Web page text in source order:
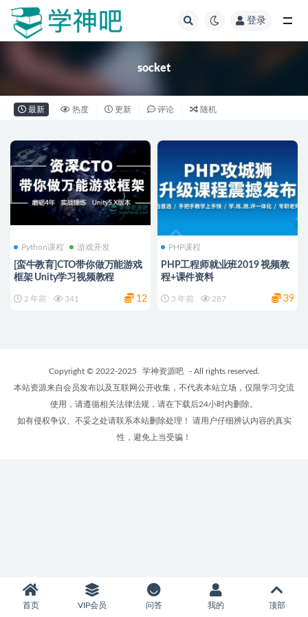
登录
socket
最新 热度 更新 评论 随机
Python课程 游戏开发
[蛮牛教育]CTO带你做万能游戏
框架 Unity学习视频教程
2 年前 341 12
PHP课程
PHP工程师就业班2019 视频教
程+课件资料
3 年前 287 39
Copyright © 2022-2025 学神资源吧
- All rights reserved.
本站资源来自会员发布以及互联网公开收集，不代表本站立场，仅限学习交流
使用，请遵循相关法律法规，请在下载后24小时内删除。
如有侵权争议、不妥之处请联系本站删除处理！ 请用户仔细辨认内容的真实
性，避免上当受骗！
首页 VIP会员 问答 我的 顶部